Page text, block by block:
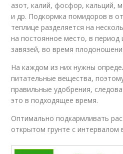
азот, калий, фосфор, кальций,
и др. Подкормка помидоров в
теплице разделяется на
на постоянное место, в период
завязей, во время
На каждом из них нужны
питательные вещества,
правильные удобрения,
это в подходящее время.
Оптимально подкармливать
открытом грунте с интервалом